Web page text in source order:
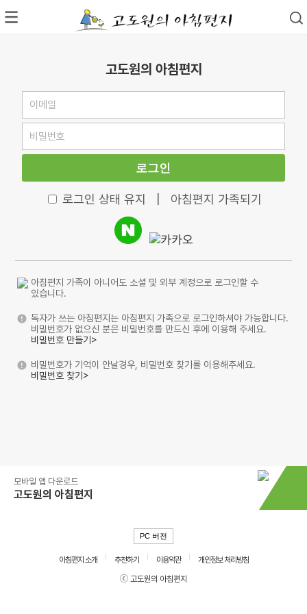
고도원의 아침편지
로그인
로그인 상태 유지 아침편지 가족되기
아침편지 가족이 아니어도 소셜 및 외부 계정으로 로그인할 수
있습니다.
독자가 쓰는 아침편지는 아침편지 가족으로 로그인하셔야 가능합니다.
비밀번호가 없으신 분은 비밀번호를 만드신 후에 이용해 주세요.
비밀번호 만들기>
비밀번호가 기억이 안날경우, 비밀번호 찾기를 이용해주세요.
비밀번호 찾기>
모바일 앱 다운로드
고도원의 아침편지
PC 버전
아침편지 소개 추천하기 이용약관
개인정보 처리방침
ⓒ 고도원의 아침편지